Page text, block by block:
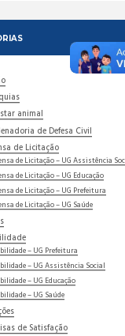
animal
de Defesa Civil
de Licitação
de Licitação – UG Assistência
de Licitação – UG Educação
de Licitação – UG Prefeitura
de Licitação – UG Saúde
– UG Prefeitura
– UG Assistência Social
– UG Educação
– UG Saúde
de Satisfação